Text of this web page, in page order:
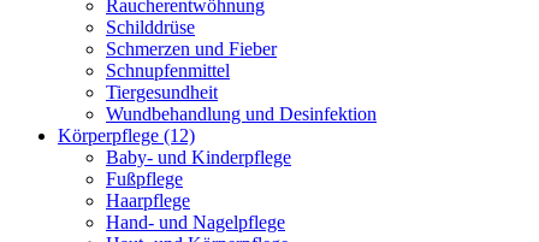
Raucherentwöhnung
Schilddrüse
Schmerzen und Fieber
Schnupfenmittel
Tiergesundheit
Wundbehandlung und Desinfektion
Körperpflege (12)
Baby- und Kinderpflege
Fußpflege
Haarpflege
Hand- und Nagelpflege